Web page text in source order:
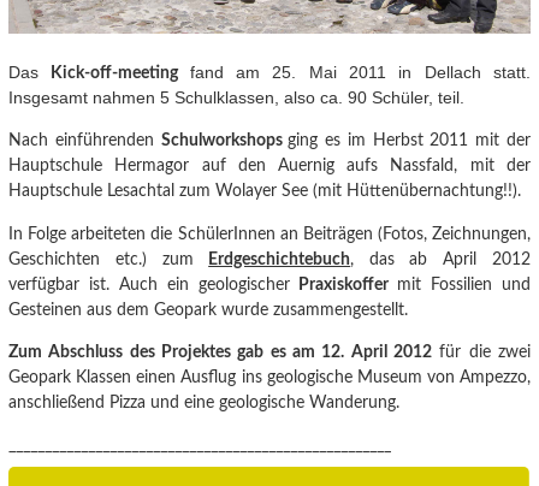
Das Kick-off-meeting fand am 25. Mai 2011 in Dellach statt.
Insgesamt nahmen 5 Schulklassen, also ca. 90 Schüler, teil.
Nach einführenden Schulworkshopsging es im Herbst 2011 mit der
Hauptschule Hermagor auf den Auernig aufs Nassfald, mit der
Hauptschule Lesachtal zum Wolayer See (mit Hüttenübernachtung!!).
In Folge arbeiteten die SchülerInnen an Beiträgen (Fotos, Zeichnungen,
Geschichten etc.) zum
Erdgeschichtebuch, das ab April 2012
verfügbar ist. Auch ein geologischer
Praxiskoffer mit Fossilien und
Gesteinen aus dem Geopark wurde zusammengestellt.
Zum Abschluss des Projektes gab es am 12. April 2012für die zwei
Geopark Klassen einen Ausflug ins geologische Museum von Ampezzo,
anschließend Pizza und eine geologische Wanderung.